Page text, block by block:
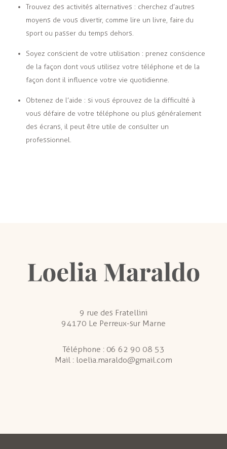
Trouvez des activités alternatives : cherchez d’autres
moyens de vous divertir, comme lire un livre, faire du
sport ou passer du temps dehors.
Soyez conscient de votre utilisation : prenez conscience
de la façon dont vous utilisez votre téléphone et de la
façon dont il influence votre vie quotidienne.
Obtenez de l’aide : si vous éprouvez de la difficulté à
vous défaire de votre téléphone ou plus généralement
des écrans, il peut être utile de consulter un
professionnel.
9 rue des Fratellini
94170 Le Perreux-sur Marne
Téléphone : 06 62 90 08 53
Mail : loelia.maraldo@gmail.com